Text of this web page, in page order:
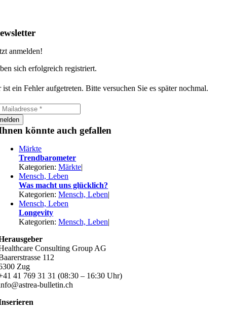
anmelden!
sich erfolgreich registriert.
ist ein Fehler aufgetreten. Bitte versuchen Sie es später nochmal.
könnte auch gefallen
Märkte
Trendbarometer
Kategorien:Märkte|
Mensch, Leben
Was macht uns glücklich?
Kategorien:Mensch, Leben|
Mensch, Leben
Longevity
Kategorien:Mensch, Leben|
Consulting Group AG
112
Zug
41 769 31 31 (08:30 – 16:30 Uhr)
bulletin.ch